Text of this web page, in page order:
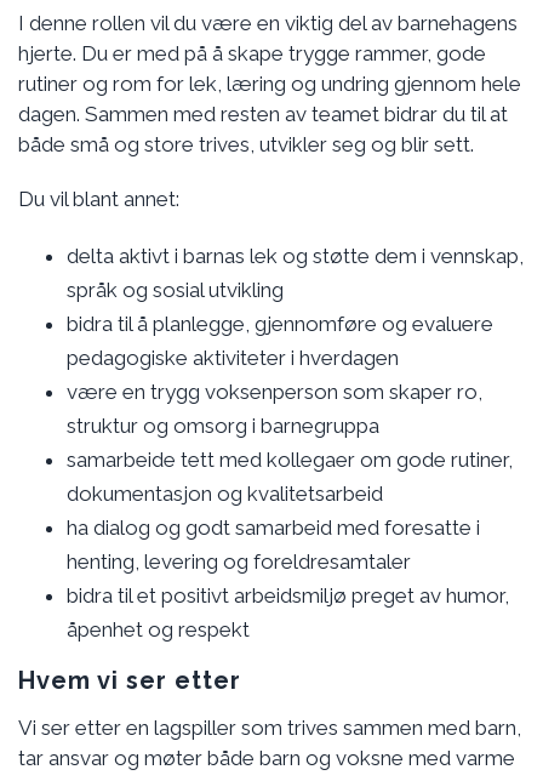
I denne rollen vil du være en viktig del av barnehagens
hjerte. Du er med på å skape trygge rammer, gode
rutiner og rom for lek, læring og undring gjennom hele
dagen. Sammen med resten av teamet bidrar du til at
både små og store trives, utvikler seg og blir sett.
Du vil blant annet:
delta aktivt i barnas lek og støtte dem i vennskap,
språk og sosial utvikling
bidra til å planlegge, gjennomføre og evaluere
pedagogiske aktiviteter i hverdagen
være en trygg voksenperson som skaper ro,
struktur og omsorg i barnegruppa
samarbeide tett med kollegaer om gode rutiner,
dokumentasjon og kvalitetsarbeid
ha dialog og godt samarbeid med foresatte i
henting, levering og foreldresamtaler
bidra til et positivt arbeidsmiljø preget av humor,
åpenhet og respekt
Hvem vi ser etter
Vi ser etter en lagspiller som trives sammen med barn,
tar ansvar og møter både barn og voksne med varme